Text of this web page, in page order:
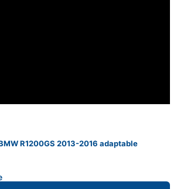
R1200GS 2013-2016 adaptable